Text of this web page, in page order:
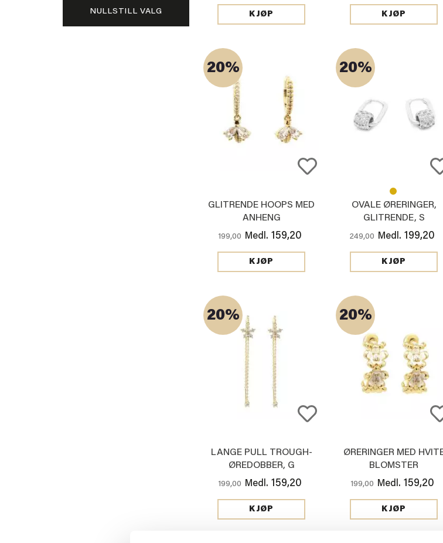
NULLSTILL VALG KJØP KJØP
20%
GLITRENDE HOOPS MED
ANHENG
199,00 Medl. 159,20
KJØP
20%
OVALE ØRERINGER,
GLITRENDE, S
249,00 Medl. 199,20
KJØP
20%
LANGE PULL TROUGH-
ØREDOBBER, G
199,00 Medl. 159,20
KJØP
20%
ØRERINGER MED
BLOMSTER
199,00 Medl. 159,20
KJØP